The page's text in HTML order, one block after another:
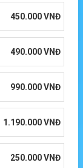
450.000VNĐ
490.000VNĐ
990.000VNĐ
1.190.000VNĐ
250.000VNĐ